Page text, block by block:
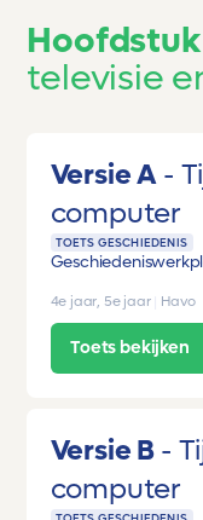
Hoofdstuk
televisie
Versie A
computer
TOETS GESCHIEDENIS
4e jaar, 5e jaar Havo
Toets bekijken
Versie B
computer